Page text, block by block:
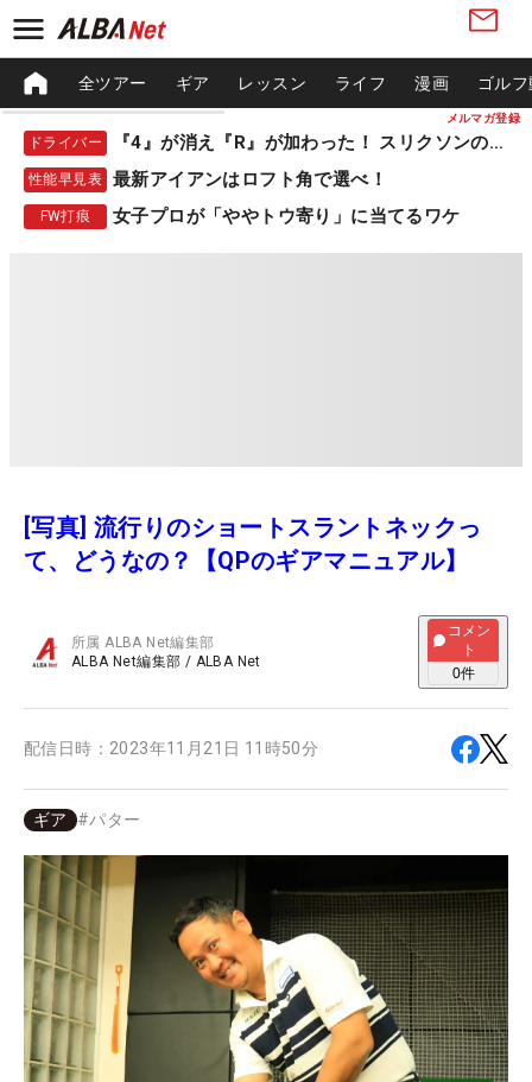
メルマガ登録
全ツアー ギア レッスン ライフ 漫画 ゴル
ドライバー 『4』が消え『R』が加わった！ スリクソンの新作
性能早見表 最新アイアンはロフト角で選べ！
FW打痕 女子プロが「ややトウ寄り」に当てるワケ
[写真] 流行りのショートスラントネックっ
て、どうなの？【QPのギアマニュアル】
所属ALBA Net編集部
ALBA Net編集部 / ALBA Net
コメン
ト
0件
配信日時： 2023年11月21日 11時50分
ギア #パター